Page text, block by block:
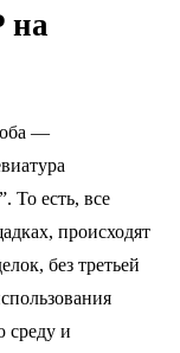
на
—
То есть, все
происходят
без третьей
среду и